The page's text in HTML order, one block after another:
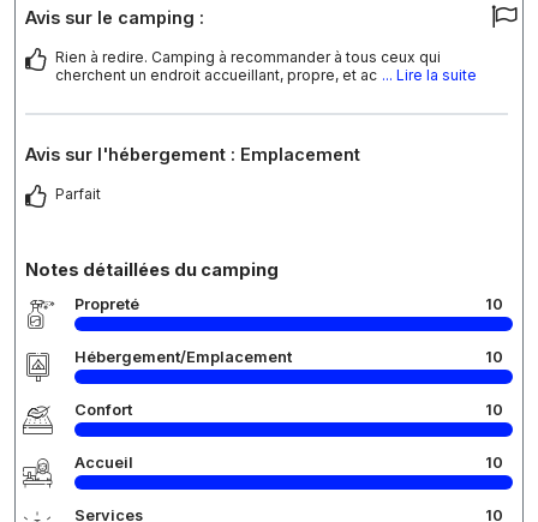
Avis sur le camping :
Rien à redire. Camping à recommander à tous ceux qui
cherchent un endroit accueillant, propre, et ac ... Lire la suite
Avis sur l'hébergement : Emplacement
Parfait
Notes détaillées du camping
Propreté 10
Hébergement/Emplacement 10
Confort 10
Accueil 10
Services 10